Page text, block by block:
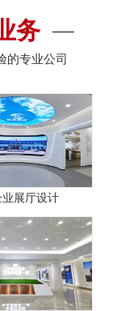
务
的专业公司
业展厅设计